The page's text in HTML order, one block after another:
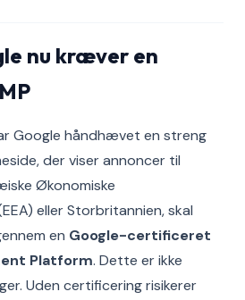
nu kræver en
Google håndhævet en streng
der viser annoncer til
Økonomiske
eller Storbritannien, skal
en Google-certificeret
Platform. Dette er ikke
Uden certificering risikerer